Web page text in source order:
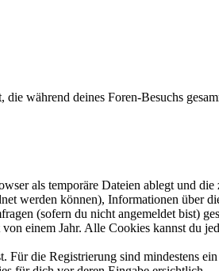
während deines Foren-Besuchs
als temporäre Dateien ablegt und die
werden können), Informationen über
(sofern du nicht angemeldet bist)
einem Jahr. Alle Cookies kannst du
die Registrierung sind mindestens